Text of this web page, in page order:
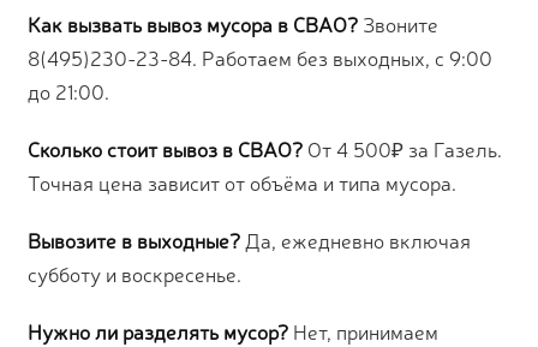
Как вызвать вывоз мусора в СВАО? Звоните
8(495)230-23-84. Работаем без выходных, с 9:00
до 21:00.
Сколько стоит вывоз в СВАО? От 4 500₽ за Газель.
Точная цена зависит от объёма и типа мусора.
Вывозите в выходные? Да, ежедневно включая
субботу и воскресенье.
Нужно ли разделять мусор? Нет, принимаем